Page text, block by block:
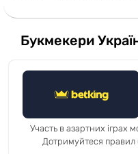
Букмекери
Участь в азартних іграх
Дотримуйтеся правил